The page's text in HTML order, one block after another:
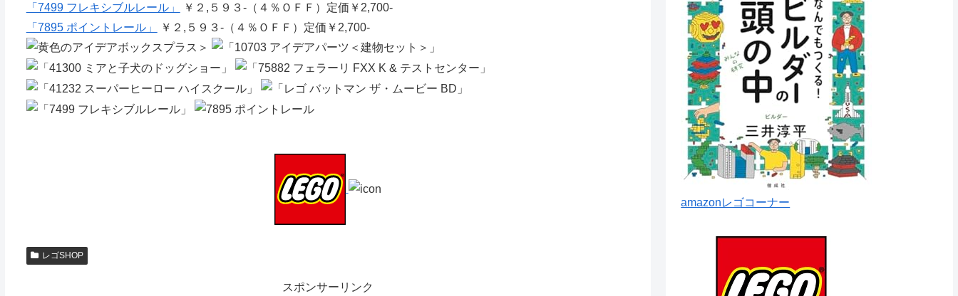
「7499 フレキシブルレール」
￥２,５９３-（４％ＯＦＦ）定価￥2,700-
「7895 ポイントレール」
￥２,５９３-（４％ＯＦＦ）定価￥2,700-
レゴSHOP
スポンサーリンク
amazonレゴコーナー